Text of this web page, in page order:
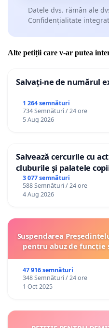
Datele dvs. rămân ale
Confidențialitate
Alte petiții care v-ar putea
Salvați-ne de numărul
1 264 semnături
734 Semnături / 24 ore
5 Aug 2026
Salvează cercurile cu
cluburile și palatele
3 077 semnături
588 Semnături / 24 ore
4 Aug 2026
Suspendarea
pentru abuz de
47 916 semnături
348 Semnături / 24 ore
1 Oct 2025